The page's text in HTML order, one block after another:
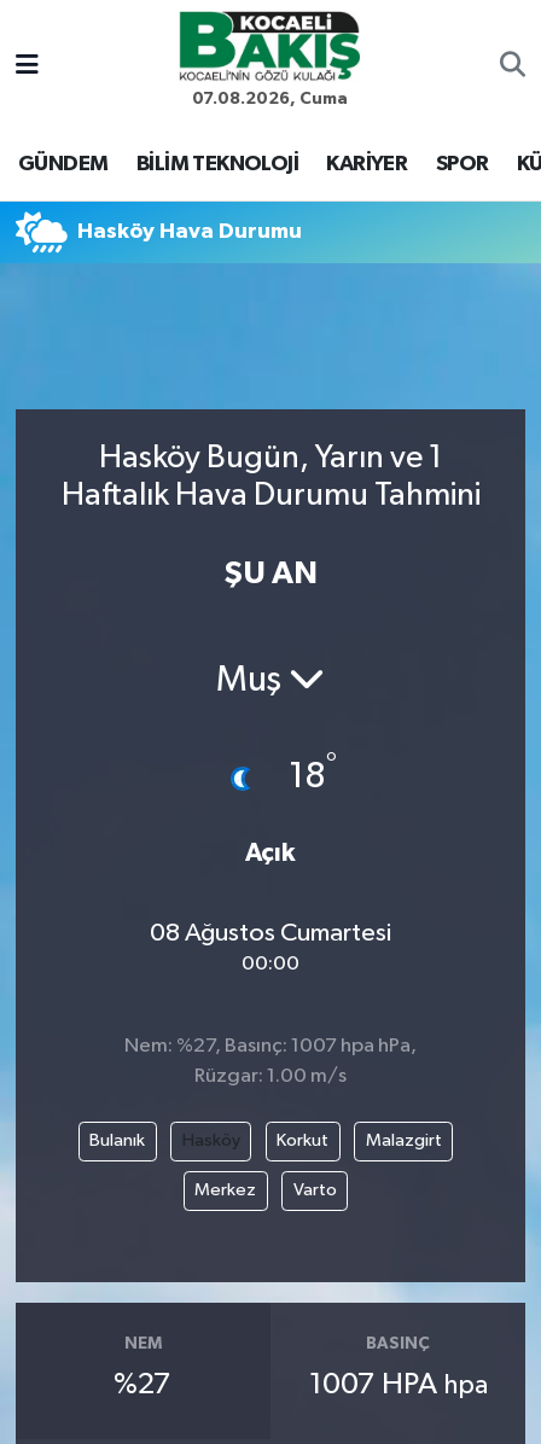
07.08.2026, Cuma
GÜNDEM BİLİM TEKNOLOJİ KARİYER SPOR
Hasköy Hava Durumu
Hasköy Bugün, Yarın ve 1
Haftalık Hava Durumu Tahmini
ŞU AN
Muş
18°
Açık
08 Ağustos Cumartesi
00:00
Nem: %27, Basınç: 1007 hpa hPa,
Rüzgar: 1.00 m/s
Bulanık Hasköy Korkut Malazgirt
Merkez Varto
NEM
%27
BASINÇ
1007 HPA hpa
Kocaeli Nöbetçi Eczaneler
Kocaeli Hava Durumu
Haber Arşivi